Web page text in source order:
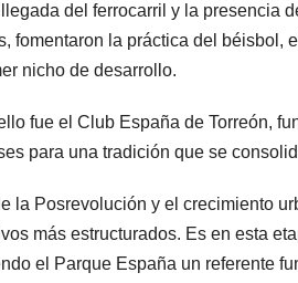
del ferrocarril y la presencia
fomentaron la práctica del béisbol,
nicho de desarrollo.
fue el Club España de Torreón,
para una tradición que se
la Posrevolución y el crecimiento
más estructurados. Es en esta
el Parque España un referente